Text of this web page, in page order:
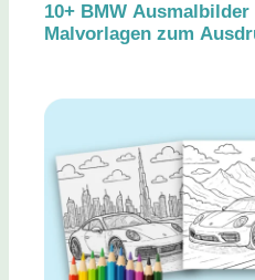
10+ BMW
Malvorlagen zum